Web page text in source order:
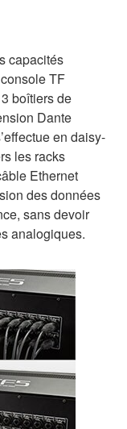
capacités
TF
boîtiers de
Dante
en daisy-
les racks
Ethernet
des données
sans devoir
analogiques.